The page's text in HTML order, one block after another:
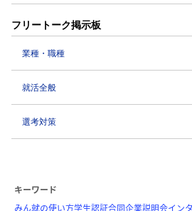
フリートーク掲示板
業種・職種
就活全般
選考対策
キーワード
みん就の使い方学生認証合同企業説明会イン